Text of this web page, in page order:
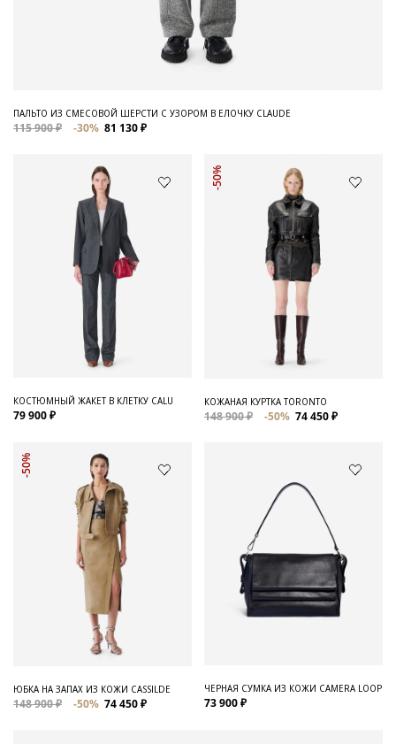
ПАЛЬТО ИЗ СМЕСОВОЙ ШЕРСТИ С УЗОРОМ В ЕЛОЧКУ CLAUDE
115 900 ₽ -30% 81 130 ₽
КОСТЮМНЫЙ ЖАКЕТ В КЛЕТКУ CALU
79 900 ₽
-50%
КОЖАНАЯ КУРТКА TORONTO
148 900 ₽ -50% 74 450 ₽
-50%
ЮБКА НА ЗАПАХ ИЗ КОЖИ CASSILDE
148 900 ₽ -50% 74 450 ₽
ЧЕРНАЯ СУМКА ИЗ КОЖИ CAMERA LOOP
73 900 ₽